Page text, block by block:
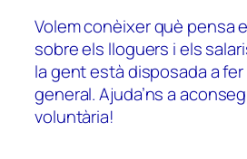
Volem conèixer què pensa
sobre els lloguers i els
la gent està disposada a fer
general. Ajuda’ns a
voluntària!